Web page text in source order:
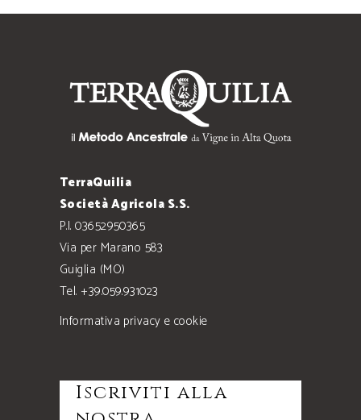
TerraQuilia
Società Agricola S.S.
P.I. 03652950365
Via per Marano 583
Guiglia (MO)
Tel. +39.059.931023
Informativa privacy e cookie
Iscriviti alla